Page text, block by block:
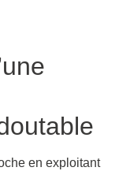
en exploitant